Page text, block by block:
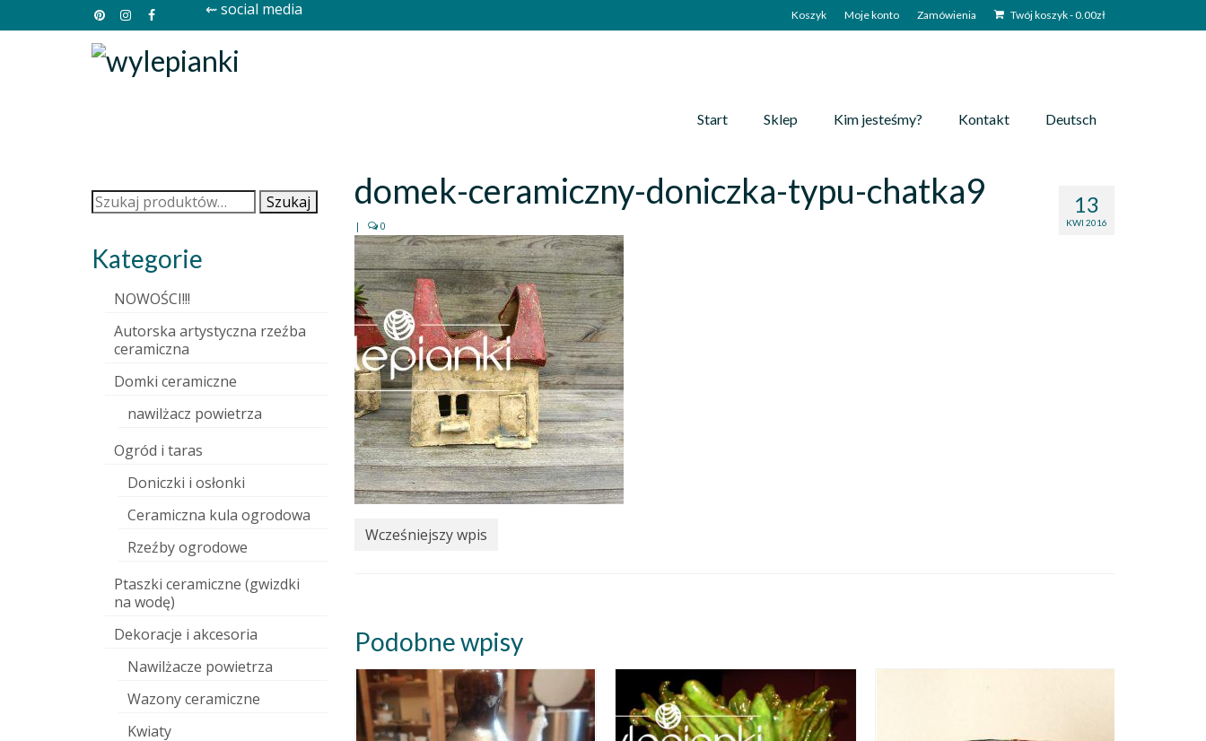
Koszyk Moje konto Zamówienia Twój koszyk-0.00zł
⇜ social media
Start Sklep Kim jesteśmy? Kontakt Deutsch
13
KWI 2016
domek-ceramiczny-doniczka-typu-chatka9
| 0
Wcześniejszy wpis
Podobne wpisy
Szukaj: Szukaj
Kategorie
NOWOŚCI!!!
Autorska artystyczna rzeźba
ceramiczna
Domki ceramiczne
nawilżacz powietrza
Ogród i taras
Doniczki i osłonki
Ceramiczna kula ogrodowa
Rzeźby ogrodowe
Ptaszki ceramiczne (gwizdki
na wodę)
Dekoracje i akcesoria
Nawilżacze powietrza
Wazony ceramiczne
Kwiaty